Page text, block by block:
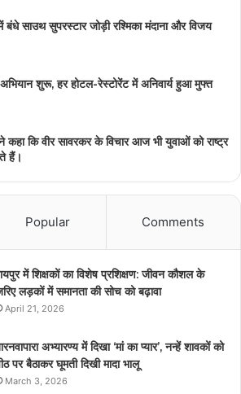
साउथ सुपरस्टार जोड़ी रश्मिका मंदाना और विजय
शुरू, हर होटल-रेस्टोरेंट में अनिवार्य हुआ मुफ्त
कहा कि वीर सावरकर के विचार आज भी युवाओं को राष्ट्र
हैं।
Popular Comments
में शिक्षकों का विशेष प्रशिक्षण: जीवन कौशल के
लड़कों में समानता की सोच को बढ़ावा
April 21, 2026
अभ्यारण्य में दिखा ‘मां का प्यार’, नन्हें शावकों को
पर बैठाकर घूमती दिखी मादा भालू
March 3, 2026